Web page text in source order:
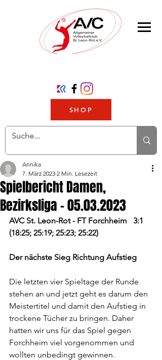
SHOP
Spielbericht Damen,
Bezirksliga - 05.03.2023
Annika
7. März 2023 2 Min. Lesezeit
AVC St. Leon-Rot - FT Forchheim   3:1
(18:25; 25:19; 25:23; 25:22)
Der nächste Sieg Richtung Aufstieg
Die letzten vier Spieltage der Runde
stehen an und jetzt geht es darum den
Meistertitel und damit den Aufstieg in
trockene Tücher zu bringen. Daher
hatten wir uns für das Spiel gegen
Forchheim viel vorgenommen und
wollten unbedingt gewinnen.